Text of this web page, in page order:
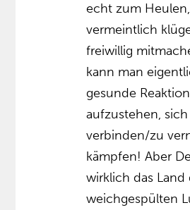
echt zum
vermeintlich
freiwillig
kann man
gesunde
aufzustehen,
verbinden/zu
kämpfen! Aber
wirklich das Land
weichgespülten